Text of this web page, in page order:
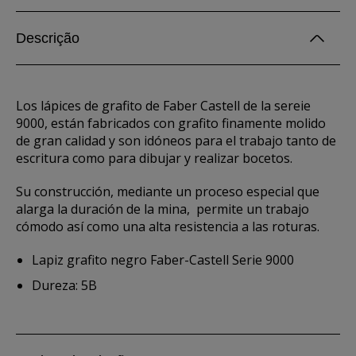
Descrição
Los lápices de grafito de Faber Castell de la sereie
9000, están fabricados con grafito finamente molido
de gran calidad y son idóneos para el trabajo tanto de
escritura como para dibujar y realizar bocetos.
Su construcción, mediante un proceso especial que
alarga la duración de la mina, permite un trabajo
cómodo así como una alta resistencia a las roturas.
Lapiz grafito negro Faber-Castell Serie 9000
Dureza: 5B